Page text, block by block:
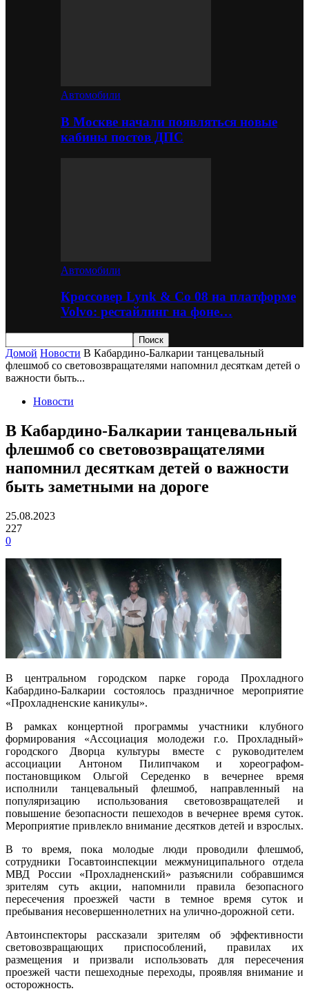
Автомобили
В Москве начали появляться новые
кабины постов ДПС
Автомобили
Кроссовер Lynk & Co 08 на платформе
Volvo: рестайлинг на фоне…
Домой Новости В Кабардино-Балкарии танцевальный
флешмоб со световозвращателями напомнил десяткам детей о
важности быть...
Новости
В Кабардино-Балкарии танцевальный
флешмоб со световозвращателями
напомнил десяткам детей о важности
быть заметными на дороге
25.08.2023
227
0
В центральном городском парке города Прохладного
Кабардино-Балкарии состоялось праздничное мероприятие
«Прохладненские каникулы».
В рамках концертной программы участники клубного
формирования «Ассоциация молодежи г.о. Прохладный»
городского Дворца культуры вместе с руководителем
ассоциации Антоном Пилипчаком и хореографом-
постановщиком Ольгой Середенко в вечернее время
исполнили танцевальный флешмоб, направленный на
популяризацию использования световозвращателей и
повышение безопасности пешеходов в вечернее время суток.
Мероприятие привлекло внимание десятков детей и взрослых.
В то время, пока молодые люди проводили флешмоб,
сотрудники Госавтоинспекции межмуниципального отдела
МВД России «Прохладненский» разъяснили собравшимся
зрителям суть акции, напомнили правила безопасного
пересечения проезжей части в темное время суток и
пребывания несовершеннолетних на улично-дорожной сети.
Автоинспекторы рассказали зрителям об эффективности
световозвращающих приспособлений, правилах их
размещения и призвали использовать для пересечения
проезжей части пешеходные переходы, проявляя внимание и
осторожность.